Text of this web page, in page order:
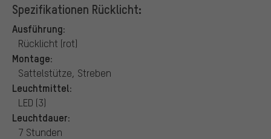
Spezifikationen Rücklicht:
Ausführung:
Rücklicht (rot)
Montage:
Sattelstütze, Streben
Leuchtmittel:
LED (3)
Leuchtdauer:
7 Stunden